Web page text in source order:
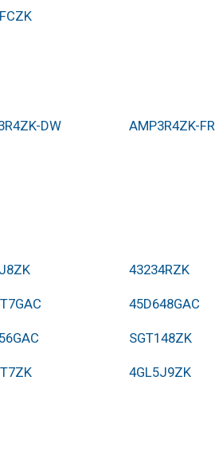
DW AMP3R4ZK-FR
43234RZK
45D648GAC
SGT148ZK
4GL5J9ZK